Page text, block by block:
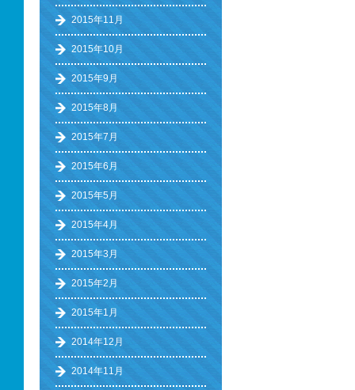
2015年11月
2015年10月
2015年9月
2015年8月
2015年7月
2015年6月
2015年5月
2015年4月
2015年3月
2015年2月
2015年1月
2014年12月
2014年11月